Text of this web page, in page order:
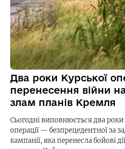
Два роки Курської
перенесення війни
злам планів Кремля
Сьогодні виповнюється два роки
операції — безпрецедентної за
кампанії, яка перенесла бойові